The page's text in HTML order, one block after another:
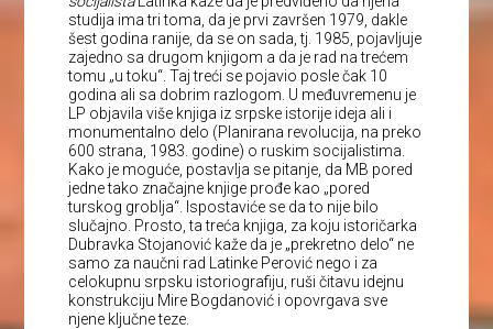
studija ima tri toma, da je prvi završen 1979, dakle
šest godina ranije, da se on sada, tj. 1985, pojavljuje
zajedno sa drugom knjigom a da je rad na trećem
tomu „u toku“. Taj treći se pojavio posle čak 10
godina ali sa dobrim razlogom. U međuvremenu je
LP objavila više knjiga iz srpske istorije ideja ali i
monumentalno delo (Planirana revolucija, na preko
600 strana, 1983. godine) o ruskim socijalistima.
Kako je moguće, postavlja se pitanje, da MB pored
jedne tako značajne knjige prođe kao „pored
turskog groblja“. Ispostaviće se da to nije bilo
slučajno. Prosto, ta treća knjiga, za koju istoričarka
Dubravka Stojanović kaže da je „prekretno delo“ ne
samo za naučni rad Latinke Perović nego i za
celokupnu srpsku istoriografiju, ruši čitavu idejnu
konstrukciju Mire Bogdanović i opovrgava sve
njene ključne teze.